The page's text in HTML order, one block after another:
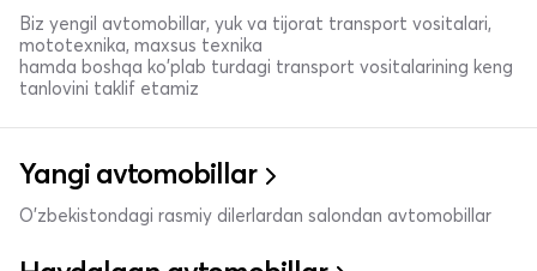
Biz yengil avtomobillar, yuk va tijorat transport vositalari,
mototexnika, maxsus texnika
hamda boshqa ko'plab turdagi transport vositalarining keng
tanlovini taklif etamiz
Yangi avtomobillar
O'zbekistondagi rasmiy dilerlardan salondan avtomobillar